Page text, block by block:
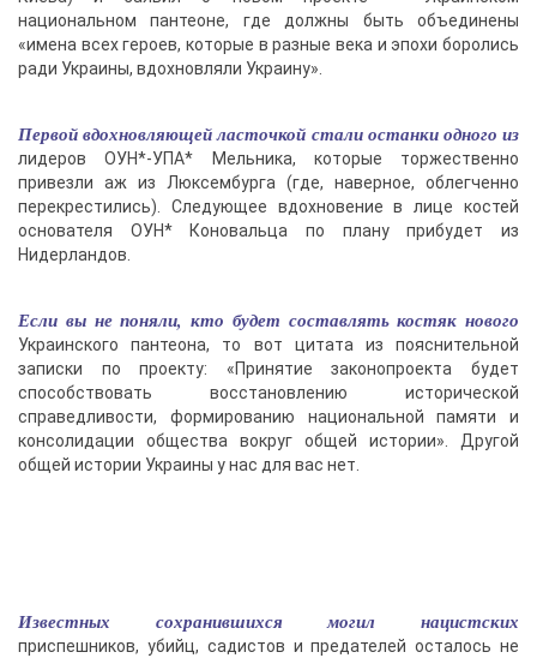
национальном пантеоне, где должны быть объединены
«имена всех героев, которые в разные века и эпохи боролись
ради Украины, вдохновляли Украину».
Первой вдохновляющей ласточкой стали останки одного из
лидеров ОУН*-УПА* Мельника, которые торжественно
привезли аж из Люксембурга (где, наверное, облегченно
перекрестились). Следующее вдохновение в лице костей
основателя ОУН* Коновальца по плану прибудет из
Нидерландов.
Если вы не поняли, кто будет составлять костяк нового
Украинского пантеона, то вот цитата из пояснительной
записки по проекту: «Принятие законопроекта будет
способствовать восстановлению исторической
справедливости, формированию национальной памяти и
консолидации общества вокруг общей истории». Другой
общей истории Украины у нас для вас нет.
Известных сохранившихся могил нацистских
приспешников, убийц, садистов и предателей осталось не